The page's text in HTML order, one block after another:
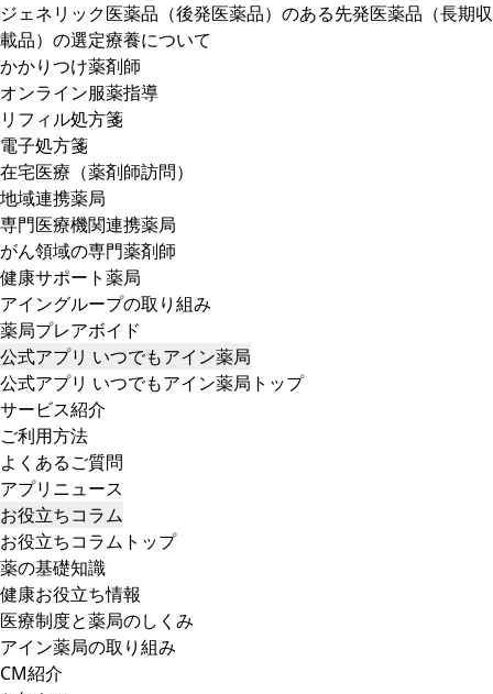
ジェネリック医薬品（後発医薬品）のある先発医薬品（長期収
載品）の選定療養について
かかりつけ薬剤師
オンライン服薬指導
リフィル処方箋
電子処方箋
在宅医療（薬剤師訪問）
地域連携薬局
専門医療機関連携薬局
がん領域の専門薬剤師
健康サポート薬局
アイングループの取り組み
薬局プレアボイド
公式アプリ いつでもアイン薬局
公式アプリ いつでもアイン薬局トップ
サービス紹介
ご利用方法
よくあるご質問
アプリニュース
お役立ちコラム
お役立ちコラムトップ
薬の基礎知識
健康お役立ち情報
医療制度と薬局のしくみ
アイン薬局の取り組み
CM紹介